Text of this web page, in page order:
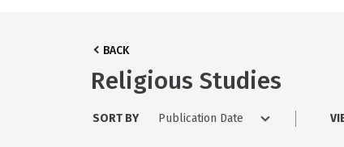
BACK
Religious Studies
SORT BY